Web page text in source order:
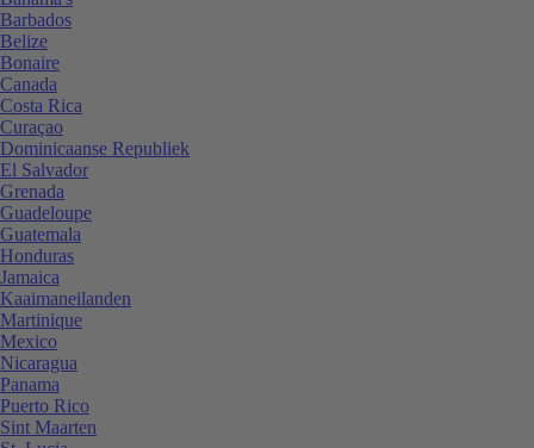
Barbados
Belize
Bonaire
Canada
Costa Rica
Curaçao
Dominicaanse Republiek
El Salvador
Grenada
Guadeloupe
Guatemala
Honduras
Jamaica
Kaaimaneilanden
Martinique
Mexico
Nicaragua
Panama
Puerto Rico
Sint Maarten